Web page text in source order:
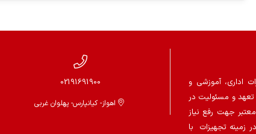
اداری، آموزشی و
تعهد و مسئولیت در
جهت رفع نیاز
زمینه تجهیزات با
02191691900
اهواز- کیانپارس- پهلوان غربی